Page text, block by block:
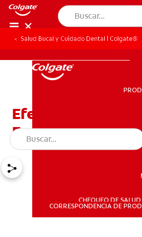
PARA
CHEQUEO DE SALUD
CORRESPONDENCIA DE
Salud Bucal y Cuidado Dental | Colgate®
Efectos
En Los Dientes